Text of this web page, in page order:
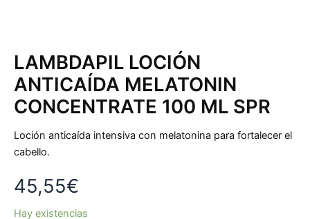
LAMBDAPIL LOCIÓN
ANTICAÍDA MELATONIN
CONCENTRATE 100 ML SPR
Loción anticaída intensiva con melatonina para fortalecer el
cabello.
45,55€
Hay existencias